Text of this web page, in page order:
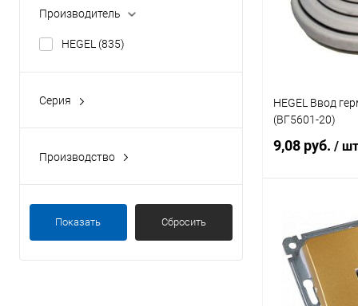
Производитель
HEGEL (835)
Серия
Производство
Показать Сбросить
HEGEL Ввод
(ВГ5601-20)
9,08 руб. / шт
Купить в 1 клик
В избранное